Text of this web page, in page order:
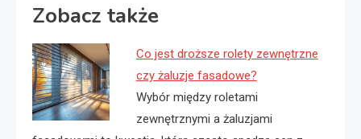
Zobacz także
Co jest droższe rolety zewnętrzne
czy żaluzje fasadowe?
Wybór między roletami
zewnętrznymi a żaluzjami